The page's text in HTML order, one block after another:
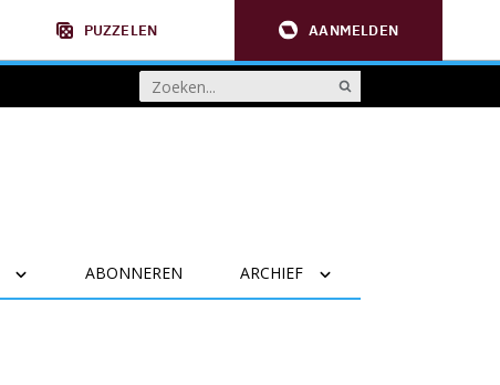
PUZZELEN AANMELDEN
ABONNEREN ARCHIEF